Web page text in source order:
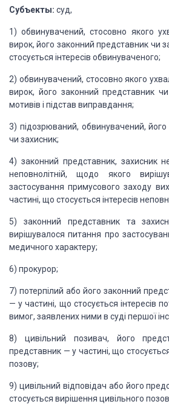
Субъекты: суд,
1) обвинувачений, стосовно якого
вирок, його законний представник чи
стосується інтересів обвинуваченого;
2) обвинувачений, стосовно якого
вирок, його законний представник
мотивів і підстав виправдання;
3) підозрюваний, обвинувачений,
чи захисник;
4) законний представник, захисник
неповнолітній, щодо якого
застосування примусового заходу
частині, що стосується інтересів
5) законний представник та
вирішувалося питання про
медичного характеру;
6) прокурор;
7) потерпілий або його законний
— у частині, що стосується інтересів
вимог, заявлених ними в суді першої
8) цивільний позивач, його
представник — у частині, що
позову;
9) цивільний відповідач або його
стосується вирішення цивільного